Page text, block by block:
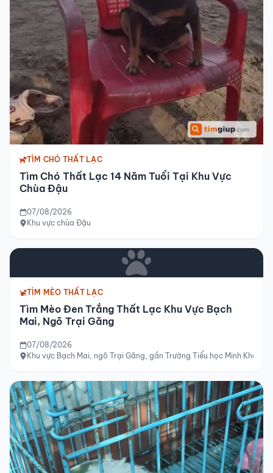
TÌM CHÓ THẤT LẠC
Tìm Chó Thất Lạc 14 Năm Tuổi Tại Khu Vực
Chùa Đậu
07/08/2026
Khu vực chùa Đậu
TÌM MÈO THẤT LẠC
Tìm Mèo Đen Trắng Thất Lạc Khu Vực Bạch
Mai, Ngõ Trại Găng
07/08/2026
Khu vực Bạch Mai, ngõ Trại Găng, gần Trường Tiểu học Minh Khai